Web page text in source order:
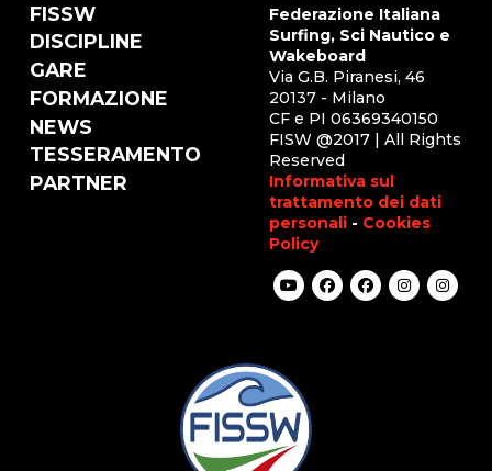
FISSW
DISCIPLINE
GARE
FORMAZIONE
NEWS
TESSERAMENTO
PARTNER
Federazione Italiana
Surfing, Sci Nautico e
Wakeboard
Via G.B. Piranesi, 46
20137 - Milano
CF e PI 06369340150
FISW @2017 | All Rights
Reserved
Informativa sul
trattamento dei dati
personali - Cookies
Policy